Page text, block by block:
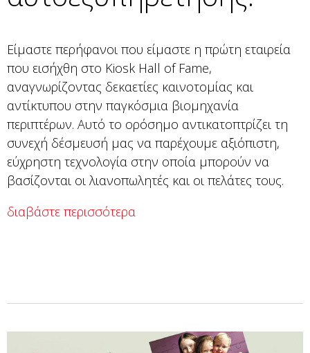
Είμαστε περήφανοι που είμαστε η πρώτη εταιρεία
που εισήχθη στο Kiosk Hall of Fame,
αναγνωρίζοντας δεκαετίες καινοτομίας και
αντίκτυπου στην παγκόσμια βιομηχανία
περιπτέρων. Αυτό το ορόσημο αντικατοπτρίζει τη
συνεχή δέσμευσή μας να παρέχουμε αξιόπιστη,
εύχρηστη τεχνολογία στην οποία μπορούν να
βασίζονται οι λιανοπωλητές και οι πελάτες τους.
διαβάστε περισσότερα